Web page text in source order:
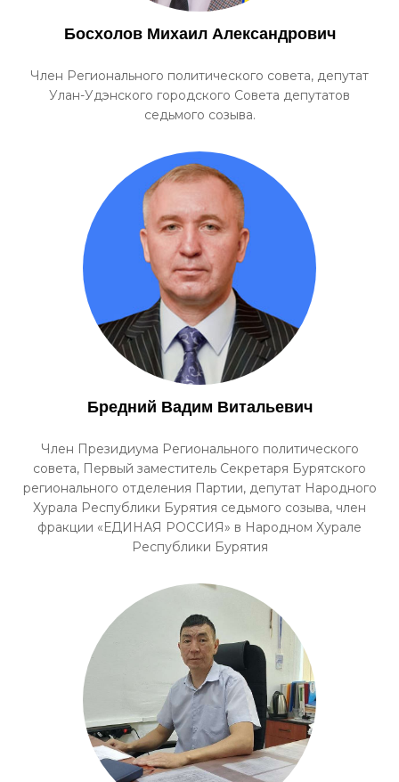
Босхолов Михаил Александрович
Член Регионального политического совета, депутат
Улан-Удэнского городского Совета депутатов
седьмого созыва.
Бредний Вадим Витальевич
Член Президиума Регионального политического
совета, Первый заместитель Секретаря Бурятского
регионального отделения Партии, депутат Народного
Хурала Республики Бурятия седьмого созыва, член
фракции «ЕДИНАЯ РОССИЯ» в Народном Хурале
Республики Бурятия